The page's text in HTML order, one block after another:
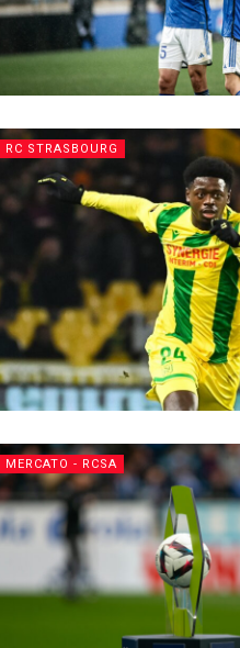
RC STRASBOURG
MERCATO - RCSA